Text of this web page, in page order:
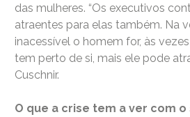
das mulheres. “Os executivos
atraentes para elas também. Na
inacessível o homem for, às
tem perto de si, mais ele pode
Cuschnir.
O que a crise tem a ver com o